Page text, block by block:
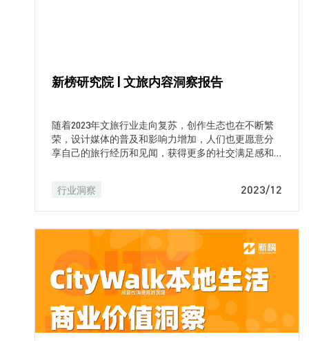
新榜研究院 | 文旅内容洞察报告
随着2023年文旅行业走向复苏，创作生态也在不断繁
荣，设计媒体的普及和影响力增加，人们也更愿意分
享自己的旅行经历和见闻，获得更多的社交满足感和
行业洞察 2023/12